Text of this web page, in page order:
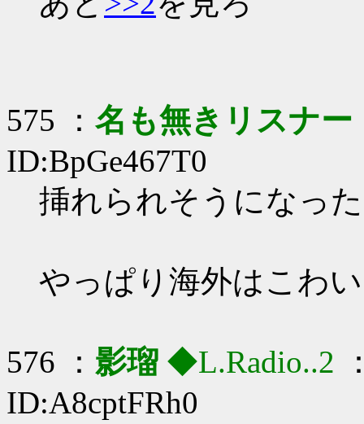
575 ： 名も無きリスナー
ID:BpGe467T0
挿れられそうになっ
やっぱり海外はこわ
576 ： 影瑠 ◆L.Radio..2
ID:A8cptFRh0